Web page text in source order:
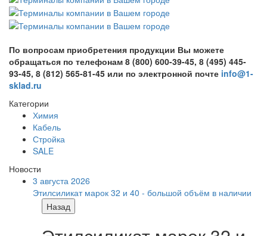
По вопросам приобретения продукции Вы можете
обращаться по телефонам 8 (800) 600-39-45, 8 (495) 445-
93-45, 8 (812) 565-81-45 или по электронной почте info@1-
sklad.ru
Категории
Химия
Кабель
Стройка
SALE
Новости
3 августа 2026
Этилсиликат марок 32 и 40 - большой объём в наличии
Назад